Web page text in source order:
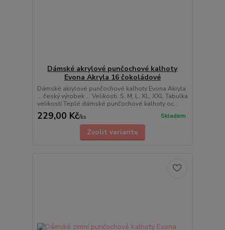
Dámské akrylové punčochové kalhoty
Evona Akryla 16 čokoládové
Dámské akrylové punčochové kalhoty Evona Akryla
... český výrobek ... Velikosti: S, M, L, XL, XXL Tabulka
velikostí Teplé dámské punčochové kalhoty oc...
229,00 Kč/ks Skladem
Zvolit variantu